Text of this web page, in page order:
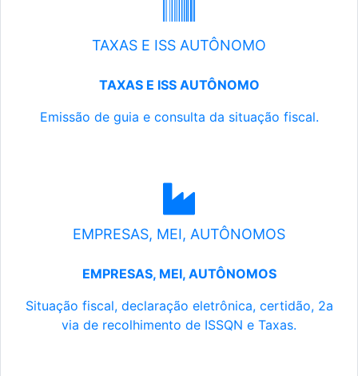
TAXAS E ISS AUTÔNOMO
TAXAS E ISS AUTÔNOMO
Emissão de guia e consulta da situação fiscal.
EMPRESAS, MEI, AUTÔNOMOS
EMPRESAS, MEI, AUTÔNOMOS
Situação fiscal, declaração eletrônica, certidão, 2a
via de recolhimento de ISSQN e Taxas.